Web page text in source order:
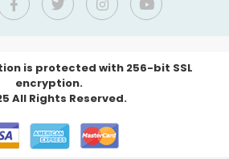
is protected with 256-bit SSL
encryption.
All Rights Reserved.